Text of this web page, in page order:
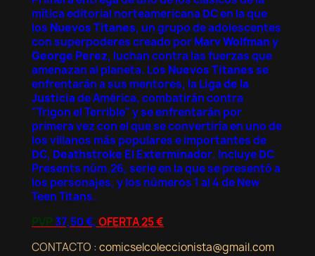
mítica editorial norteamericana DCen la que
los Nuevos Titanes, un grupo de adolescentes
con superpoderes creado porMarv Wolfmany
George Perez, luchan contra las fuerzas que
amenazan al planeta. Los Nuevos Titanesse
enfrentarán a sus mentores, la Liga de la
Justiciade América, combatirán contra
"Trigon el Terrible" y se enfrentarán por
primera vez con el que se convertiría en uno de
los villanos más populares e importantes de
DC, Deathstroke El Exterminador. IncluyeDC
Presents núm.26, serie en la que se presentó a
los personajes, y los números 1 al 4 de New
Teen Titans.
PVP37,50 €, OFERTA 25 €
CONTACTO : comicselcoleccionista@gmail.com